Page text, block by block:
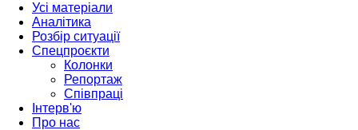
Усі матеріали
Аналітика
Розбір ситуації
Спецпроєкти
Колонки
Репортаж
Співпраці
Інтерв'ю
Про нас